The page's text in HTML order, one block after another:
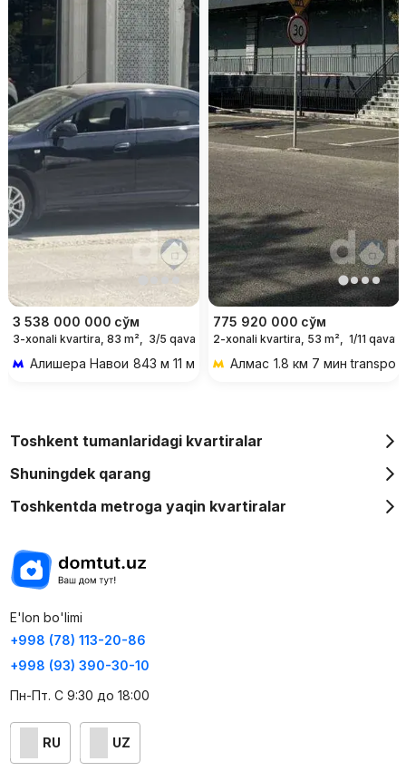
3 538 000 000 сўм
3-xonali kvartira, 83 m², 3/5 qavat
Алишера Навои 843 м 11 мин piyoda
775 920 000 сўм
2-xonali kvartira, 53 m², 1/11 qavat
Алмас 1.8 км 7 мин
Toshkent tumanlaridagi kvartiralar
Shuningdek qarang
Toshkentda metroga yaqin kvartiralar
E'lon bo'limi
+998 (78) 113-20-86
+998 (93) 390-30-10
Пн-Пт. С 9:30 до 18:00
RU UZ